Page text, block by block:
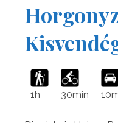
1h 30min